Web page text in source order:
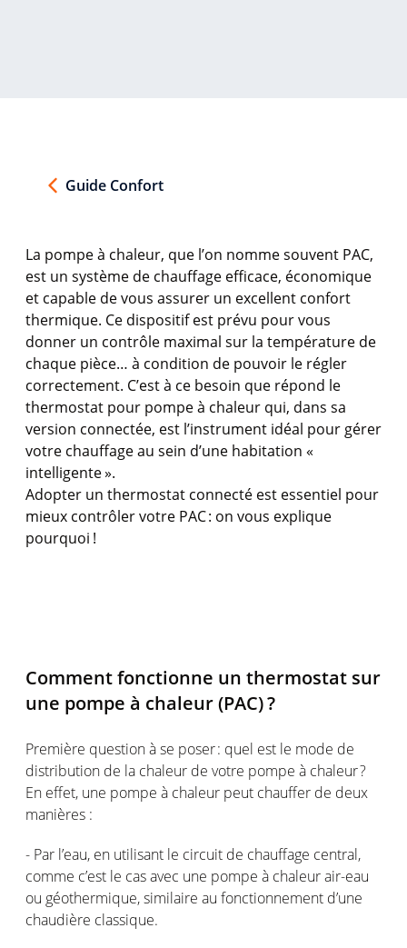
Guide Confort
La pompeà chaleur, que l’on nommesouvent PAC,
est un système de chauffage efficace, économique
et capable devous assurer un excellent confort
thermique. Ce dispositif est prévu pourvous
donner un contrôle maximal sur la température de
chaque pièce… à condition de pouvoir le régler
correctement. C’està ce besoin que répond le
thermostat pour pompeà chaleur qui, dans sa
version connectée, est l’instrument idéal pour gérer
votre chauffageau sein d’une habitation «
intelligente».
Adopter un thermostat connecté est essentiel pour
mieux contrôlervotre PAC : on vous explique
pourquoi !
Commentfonctionne un thermostat sur
une pompe à chaleur(PAC) ?
Première question à se poser : quel est le mode de
distribution de la chaleur de votre pompe à chaleur?
En effet, une pompe à chaleur peut chauffer de deux
manières :
- Par l’eau, en utilisant le circuit de chauffage central,
comme c’est le casavec une pompe à chaleurair-eau
ou géothermique,similaire au fonctionnement d’une
chaudière classique.